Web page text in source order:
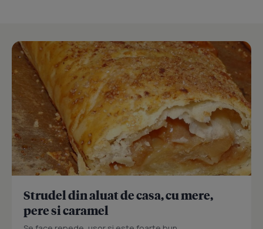
Strudel din aluat de casa, cu mere,
pere si caramel